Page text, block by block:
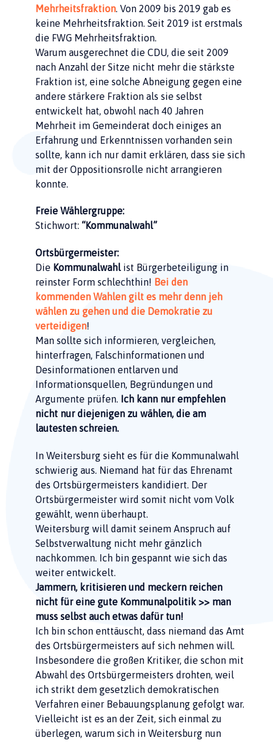
Mehrheitsfraktion . Von 2009 bis 2019 gab es
keine Mehrheitsfraktion. Seit 2019 ist erstmals
die FWG Mehrheitsfraktion.
Warum ausgerechnet die CDU, die seit 2009
nach Anzahl der Sitze nicht mehr die stärkste
Fraktion ist, eine solche Abneigung gegen eine
andere stärkere Fraktion als sie selbst
entwickelt hat, obwohl nach 40 Jahren
Mehrheit im Gemeinderat doch einiges an
Erfahrung und Erkenntnissen vorhanden sein
sollte, kann ich nur damit erklären, dass sie sich
mit der Oppositionsrolle nicht arrangieren
konnte.
Freie Wählergruppe:
Stichwort: “Kommunalwahl”
Ortsbürgermeister:
Die Kommunalwahlist Bürgerbeteiligung in
reinster Form schlechthin! Bei den
kommenden Wahlen gilt es mehr denn jeh
wählen zu gehen und die Demokratie zu
verteidigen!
Man sollte sich informieren, vergleichen,
hinterfragen, Falschinformationen und
Desinformationen entlarven und
Informationsquellen, Begründungen und
Argumente prüfen. Ich kann nur empfehlen
nicht nur diejenigen zu wählen, die am
lautesten schreien.
In Weitersburg sieht es für die Kommunalwahl
schwierig aus. Niemand hat für das Ehrenamt
des Ortsbürgermeisters kandidiert. Der
Ortsbürgermeister wird somit nicht vom Volk
gewählt, wenn überhaupt.
Weitersburg will damit seinem Anspruch auf
Selbstverwaltung nicht mehr gänzlich
nachkommen. Ich bin gespannt wie sich das
weiter entwickelt.
Jammern, kritisieren und meckern reichen
nicht für eine gute Kommunalpolitik >> man
muss selbst auch etwas dafür tun!
Ich bin schon enttäuscht, dass niemand das Amt
des Ortsbürgermeisters auf sich nehmen will.
Insbesondere die großen Kritiker, die schon mit
Abwahl des Ortsbürgermeisters drohten, weil
ich strikt dem gesetzlich demokratischen
Verfahren einer Bebauungsplanung gefolgt war.
Vielleicht ist es an der Zeit, sich einmal zu
überlegen, warum sich in Weitersburg nun